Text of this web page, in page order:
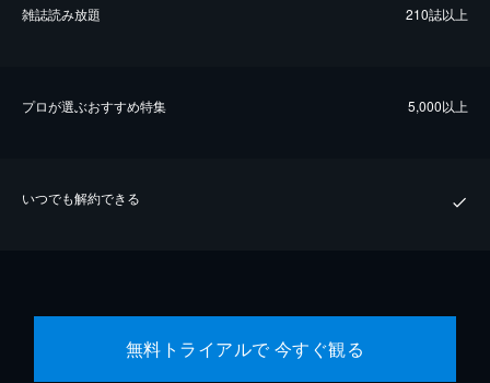
雑誌読み放題 210誌以上
プロが選ぶおすすめ特集 5,000以上
いつでも解約できる
無料トライアルで 今すぐ観る